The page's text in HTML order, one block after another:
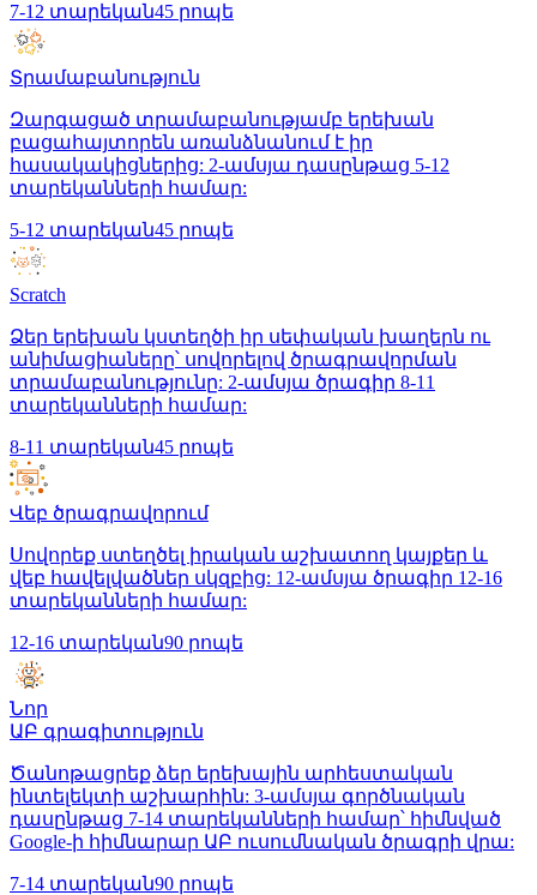
7-12 տարեկան45 րոպե
Տրամաբանություն
Զարգացած տրամաբանությամբ երեխան
բացահայտորեն առանձնանում է իր
հասակակիցներից: 2-ամսյա դասընթաց 5-12
տարեկանների համար:
5-12 տարեկան45 րոպե
Scratch
Ձեր երեխան կստեղծի իր սեփական խաղերն ու
անիմացիաները՝ սովորելով ծրագրավորման
տրամաբանությունը: 2-ամսյա ծրագիր 8-11
տարեկանների համար:
8-11 տարեկան45 րոպե
Վեբ ծրագրավորում
Սովորեք ստեղծել իրական աշխատող կայքեր և
վեբ հավելվածներ սկզբից: 12-ամսյա ծրագիր 12-16
տարեկանների համար:
12-16 տարեկան90 րոպե
Նոր
ԱԲ գրագիտություն
Ծանոթացրեք ձեր երեխային արհեստական
ինտելեկտի աշխարհին: 3-ամսյա գործնական
դասընթաց 7-14 տարեկանների համար՝ հիմնված
Google-ի հիմնարար ԱԲ ուսումնական ծրագրի վրա:
7-14 տարեկան90 րոպե